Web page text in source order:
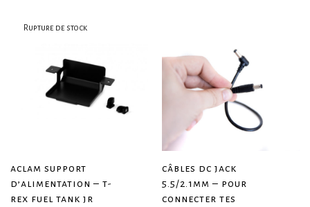
aclam support
d’alimentation – t-
rex fuel tank jr
câbles dc jack
5.5/2.1mm – pour
connecter tes